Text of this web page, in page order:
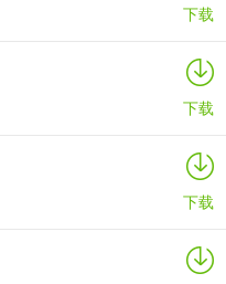
下载
下载
下载